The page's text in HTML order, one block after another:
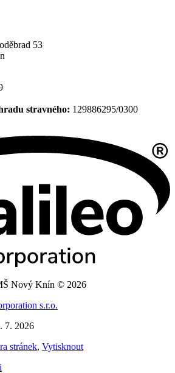
53
stravného: 129886295/0300
Nový Knín © 2026
s.r.o.
7. 2026
stránek, Vytisknout